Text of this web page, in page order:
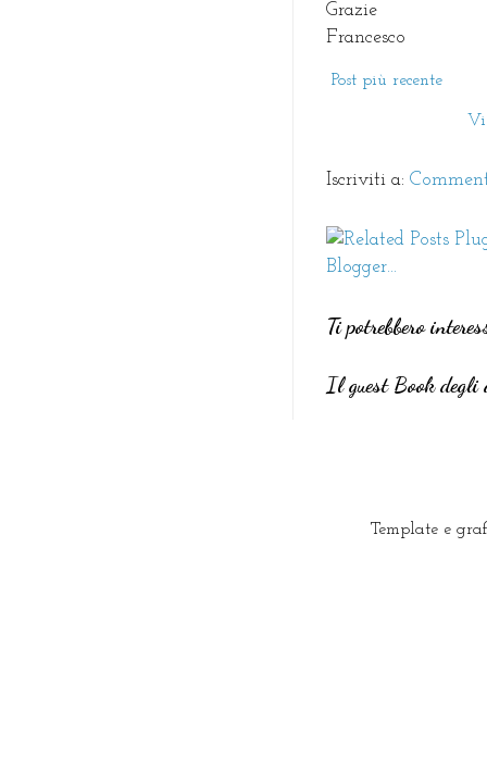
Grazie
Francesco
Post più recente
Iscriviti a:
Ti potrebbero
Il guest Book degli
Template e